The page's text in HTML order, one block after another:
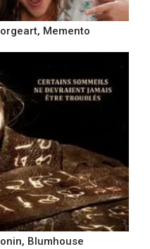
Memento
Blumhouse